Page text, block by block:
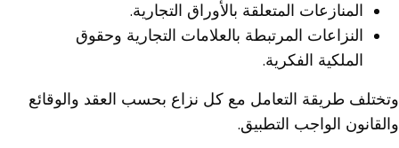
المنازعات المتعلقة بالأوراق التجارية.
النزاعات المرتبطة بالعلامات التجارية وحقوق
الملكية الفكرية.
وتختلف طريقة التعامل مع كل نزاع بحسب العقد والوقائع
والقانون الواجب التطبيق.